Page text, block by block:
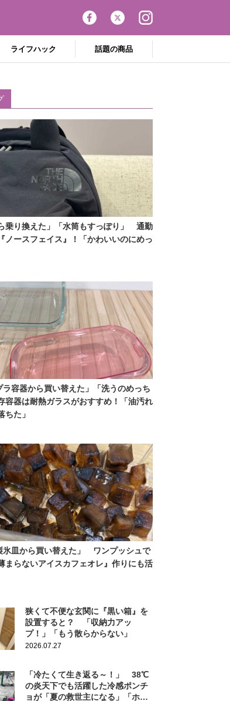
ライフハック 話題の商品
乗り換えた」「水筒もすっぽり」 通勤
ノースフェイス』！「かわいいのにめっ
ラ容器から買い替えた」「洗うのめっち
容器は耐熱ガラスがおすすめ！「油汚れ
ちた」
氷皿から買い替えた」 ワンプッシュで
まらないアイスカフェオレ』作りにも活
狭くて不便な玄関に『黒い箱』を
設置すると？ 「収納力アッ
プ！」「もう散らからない」
2026.07.27
「冷たくて生き返る～！」 38℃
の炎天下でも活躍した冷感ポンチ
ョが「夏の救世主になる」「ホン